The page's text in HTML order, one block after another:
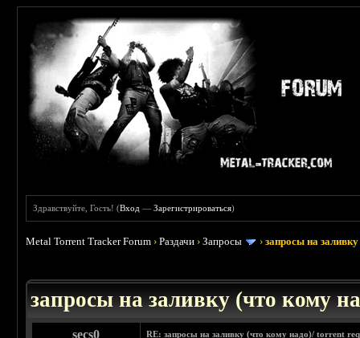
Здравствуйте, Гость! (Вход —Зарегистрироваться)
Metal Torrent Tracker Forum ›Раздачи ›Запросы ›запросы на
запросы на заливку (что кому
secs0 RE: запросы на заливку (что кому надо)/ torrent